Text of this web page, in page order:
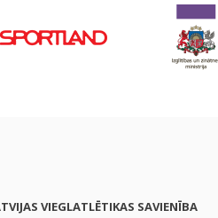
VIEGLATLĒTIKAS SAVIENĪBA